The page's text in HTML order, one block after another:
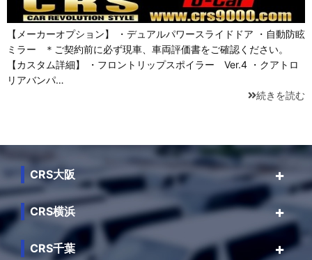
【メーカーオプション】 ・デュアルパワースライドドア ・自動防眩
ミラー ＊ご契約前に必ず現車、車両評価書をご確認ください。
【カスタム詳細】 ・フロントリップスポイラー Ver.4 ・クアトロ
リアバンパ…
続きを読む
CRS大阪
CRS横浜
CRS千葉